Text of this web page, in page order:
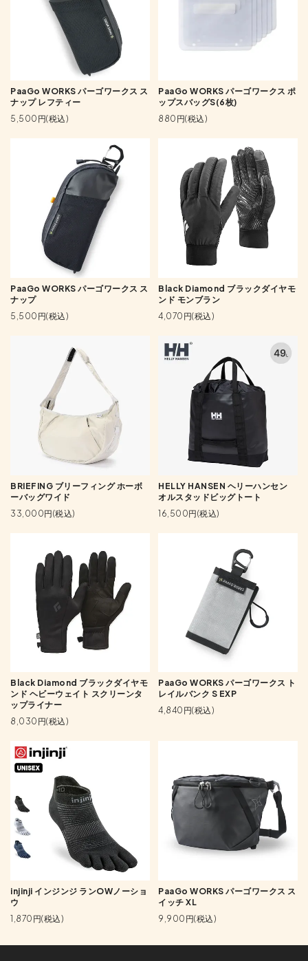
PaaGo WORKS パーゴワークス ス
ナップ レフティー
5,500円(税込)
PaaGo WORKS パーゴワークス ポ
ップスバッグS(6枚)
880円(税込)
PaaGo WORKS パーゴワークス ス
ナップ
5,500円(税込)
Black Diamond ブラックダイヤモ
ンド モンブラン
4,070円(税込)
BRIEFING ブリーフィング ホーボ
ーバッグワイド
33,000円(税込)
HELLY HANSEN ヘリーハンセン
オルスタッドビッグトート
16,500円(税込)
Black Diamond ブラックダイヤモ
ンド ヘビーウェイト スクリーンタ
ップライナー
8,030円(税込)
PaaGo WORKS パーゴワークス ト
レイルバンク S EXP
4,840円(税込)
injinji インジンジ ランOWノーショ
ウ
1,870円(税込)
PaaGo WORKS パーゴワークス ス
イッチ XL
9,900円(税込)